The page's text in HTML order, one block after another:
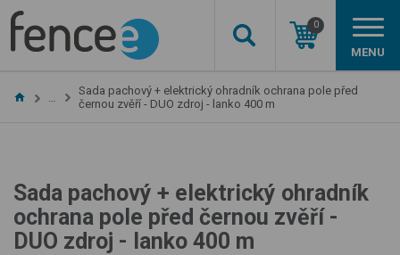
0
MENU
…
Sada pachový + elektrický ohradník ochrana pole před
černou zvěří - DUO zdroj - lanko 400 m
Sada pachový + elektrický ohradník
ochrana pole před černou zvěří -
DUO zdroj - lanko 400 m